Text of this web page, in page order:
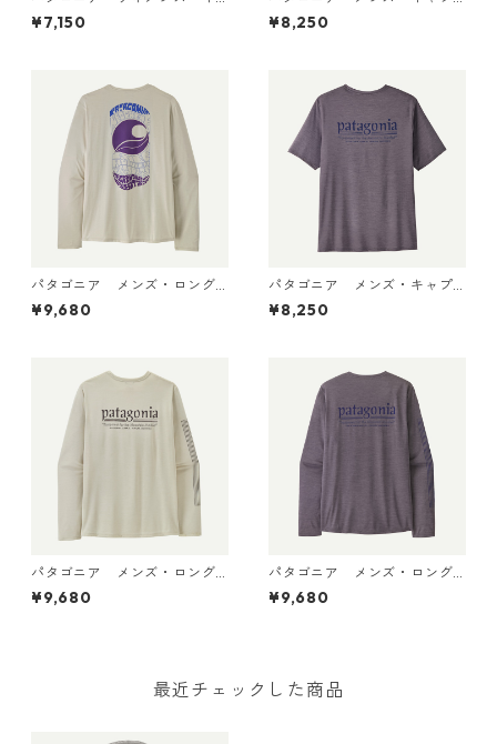
ャプリーン・クール・ウルト
ラ・タンク Pumice - Dyno W
¥7,150
リーン・クール・デイリー・
シャツ（ハット・トリッパ
04 日本正規品
¥8,250
パタゴニア メンズ・ロング
スリーブ・キャプリーン・ク
ール・デイリー・シャツ（パ
¥9,680
パタゴニア メンズ・キャプ
リーン・クール・デイリー・
シャツ（ハット・トリッパ
¥8,250
パタゴニア メンズ・ロング
スリーブ・キャプリーン・ク
ール・デイリー・シャツ（ハ
¥9,680
パタゴニア メンズ・ロング
スリーブ・キャプリーン・ク
ール・デイリー・シャツ（ハ
¥9,680
最近チェックした商品